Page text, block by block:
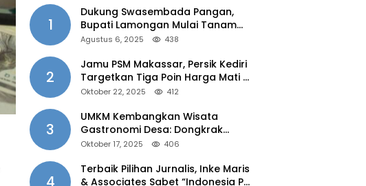
1
Dukung Swasembada Pangan,
Bupati Lamongan Mulai Tanam
Padi Musim Ketiga
Agustus 6, 2025 438
2
Jamu PSM Makassar, Persik Kediri
Targetkan Tiga Poin Harga Mati di
Kandang
Oktober 22, 2025 412
3
UMKM Kembangkan Wisata
Gastronomi Desa: Dongkrak
Ekonomi Daerah, Perluas Pasar
Oktober 17, 2025 406
Terbaik Pilihan Jurnalis, Inke Maris
& Associates Sabet “Indonesia PR